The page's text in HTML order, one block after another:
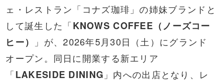
ェ・レストラン「コナズ珈琲」の姉妹ブランドと
して誕生した「KNOWS COFFEE（ノーズコー
ヒー）
」が、2026年5月30日（土）にグランド
オープン。同日に開業する新エリア
「LAKESIDE DINING 」内への出店となり、レ